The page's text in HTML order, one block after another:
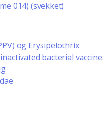
014) (svekket)
og Erysipelothrix
bacterial